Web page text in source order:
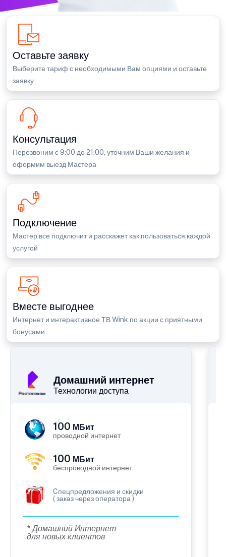
Оставьте заявку
Выберите тариф с необходимыми Вам опциями и оставьте
заявку
Консультация
Перезвоним с 9:00 до 21:00, уточним Ваши желания и
оформим выезд Мастера
Подключение
Мастер все подключит и расскажет как пользоваться каждой
услугой
Вместе выгоднее
Интернет и интерактивное ТВ Wink по акции с приятными
бонусами
Домашний интернет
Технологии доступа
100 МБит
проводной интернет
100 МБит
беспроводной интернет
Cпецпредложения и скидки
( заказ через оператора )
* Домашний Интернет
для новых клиентов